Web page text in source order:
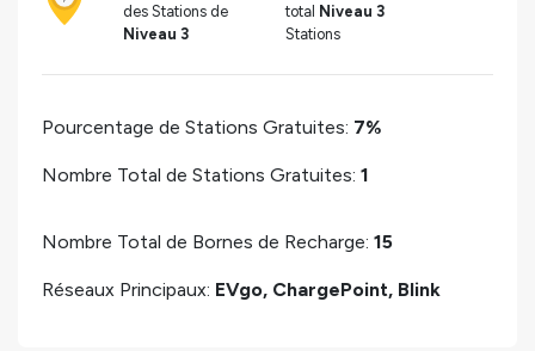
des Stations de
Niveau 3
total Niveau 3
Stations
Pourcentage de Stations Gratuites: 7%
Nombre Total de Stations Gratuites: 1
Nombre Total de Bornes de Recharge: 15
Réseaux Principaux: EVgo, ChargePoint, Blink